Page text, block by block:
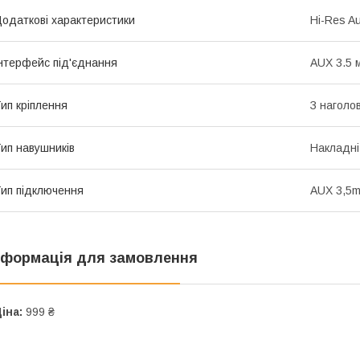
характеристики Hi-Res
під'єднання AUX 3.5
кріплення З
навушників Накладні
підключення AUX
для замовлення
999 ₴